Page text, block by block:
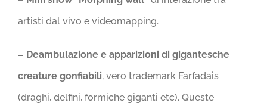
artisti dal vivo e videomapping.
– Deambulazione e apparizioni di gigantesche
creature gonfiabili, vero trademark Farfadais
(draghi, delfini, formiche giganti etc). Queste